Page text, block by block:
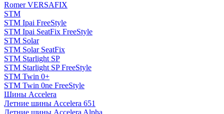
Romer VERSAFIX
STM
STM Ipai FreeStyle
STM Ipai SeatFix FreeStyle
STM Solar
STM Solar SeatFix
STM Starlight SP
STM Starlight SP FreeStyle
STM Twin 0+
STM Twin 0ne FreeStyle
Шины Accelera
Летние шины Accelera 651
Летние шины Accelera Alpha